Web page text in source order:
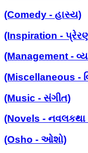
(Comedy - હાસ્ય)
(Inspiration -
(Management -
(Miscellaneous -
(Music - સંગીત)
(Novels -
(Osho - ઓશો)